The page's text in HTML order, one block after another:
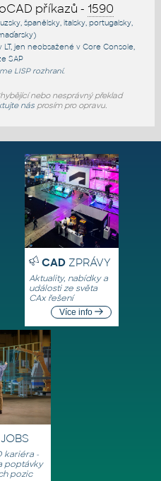
příkazů - 1590
španělsky, italsky, portugalsky,
, jen neobsažené v Core Console
SAP
LISP rozhraní.
nebo nesprávný překlad
násprosím pro opravu.
CADZPRÁVY
Aktuality, nabídky a
události ze světa
CAx řešení
Více info
JOBS
kariéra -
poptávky
pozic